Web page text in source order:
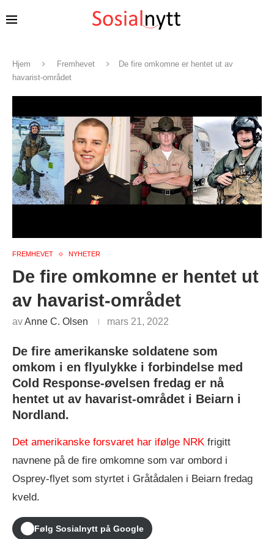
Hjem Fremhevet
De fire omkomne er hentet ut av
havarist-området
FREMHEVET NYHETER
De fire omkomne er hentet ut
av havarist-området
avAnne C. Olsen mars 21, 2022
De fire amerikanske soldatene som
omkom i en flyulykke i forbindelse med
Cold Response-øvelsen fredag er nå
hentet ut av havarist-området i Beiarn i
Nordland.
Det amerikanske forsvaret har ifølge NRK frigitt
navnene på de fire omkomne som var ombord i
Osprey-flyet som styrtet i Gråtådalen i Beiarn fredag
kveld.
Følg Sosialnytt på Google